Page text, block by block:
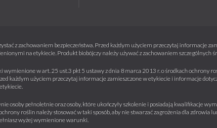
z zachowaniem bezpieczeństwa. Przed każdym użyciem przeczytaj informacje
na etykiecie. Produkt biobójczy należy używać z zachowaniem
wymienione w art. 25 ust.3 pkt 5 ustawy z dnia 8 marca 2013 r. o środkach
każdym użyciem przeczytaj informacje zamieszczone w etykiecie i informacje
osoby pełnoletnie oraz osoby, które ukończyły szkolenie i posiadają kwalifikacje
roślin należy stosować w taki sposób, aby nie stwarzać zagrożenia dla zdrowia
wyżej wymienione warunki.